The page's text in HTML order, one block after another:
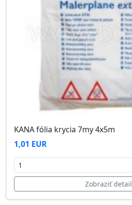
KANA fólia krycia 7my 4x5m
1,01 EUR
Zobraziť detail